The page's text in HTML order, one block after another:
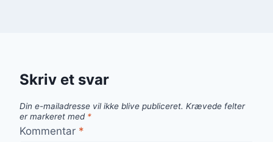
Skriv et svar
Din e-mailadresse vil ikke blive publiceret. Krævede felter
er markeret med *
Kommentar *